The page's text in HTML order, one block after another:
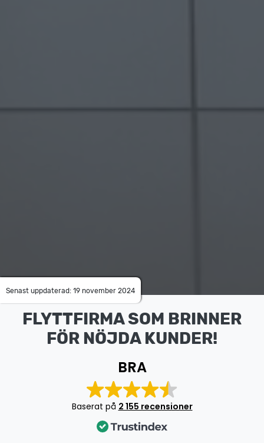
Senast uppdaterad: 19 november 2024
FLYTTFIRMA SOM BRINNER
FÖR NÖJDA KUNDER!
BRA
Baserat på 2 155 recensioner